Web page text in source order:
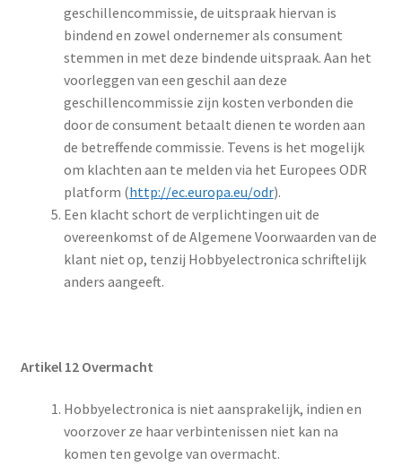
geschillencommissie, de uitspraak hiervan is
bindend en zowel ondernemer als consument
stemmen in met deze bindende uitspraak. Aan het
voorleggen van een geschil aan deze
geschillencommissie zijn kosten verbonden die
door de consument betaalt dienen te worden aan
de betreffende commissie. Tevens is het mogelijk
om klachten aan te melden via het Europees ODR
platform (http://ec.europa.eu/odr).
Een klacht schort de verplichtingen uit de
overeenkomst of de Algemene Voorwaarden van de
klant niet op, tenzij Hobbyelectronica schriftelijk
anders aangeeft.
Artikel 12 Overmacht
Hobbyelectronica is niet aansprakelijk, indien en
voorzover ze haar verbintenissen niet kan na
komen ten gevolge van overmacht.